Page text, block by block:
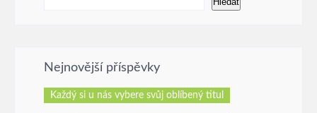
Nejnovější příspěvky
Každý si u nás vybere svůj oblíbený titul